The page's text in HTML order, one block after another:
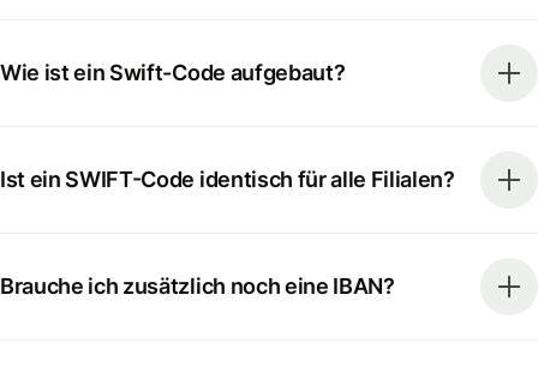
Wie ist ein Swift-Code aufgebaut?
Ist ein SWIFT-Code identisch für alle Filialen?
Brauche ich zusätzlich noch eine IBAN?